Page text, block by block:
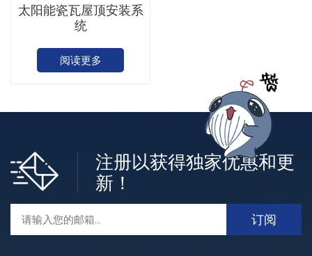
太阳能瓷瓦屋顶安装系
统
阅读更多
注册以获得独家优惠和更
新！